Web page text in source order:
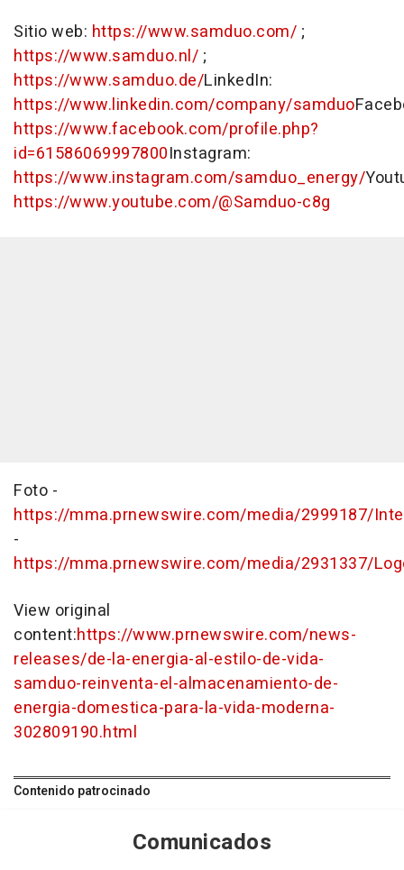
Sitio web: https://www.samduo.com/;
https://www.samduo.nl/;
https://www.samduo.de/LinkedIn:
https://www.linkedin.com/company/samduo
https://www.facebook.com/profile.php?
id=61586069997800Instagram:
https://www.instagram.com/samduo_energy/
https://www.youtube.com/@Samduo-c8g
Foto -
https://mma.prnewswire.com/media/2999187/
-
https://mma.prnewswire.com/media/2931337/
View original
content:https://www.prnewswire.com/news-
releases/de-la-energia-al-estilo-de-vida-
samduo-reinventa-el-almacenamiento-de-
energia-domestica-para-la-vida-moderna-
302809190.html
Contenido patrocinado
Comunicados